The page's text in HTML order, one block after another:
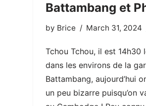
Battambang et
by Brice March 31, 2024
Tchou Tchou, il est 14h30
dans les environs de la
Battambang, aujourd’hui
un peu bizarre puisqu’on